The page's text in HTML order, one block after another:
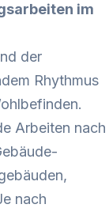
im
der
Rhythmus
Arbeiten nach
nach